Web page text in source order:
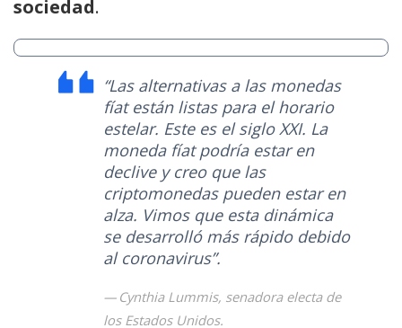
sociedad.
“Las alternativas a las monedas
fíat están listas para el horario
estelar. Este es el siglo XXI. La
moneda fíat podría estar en
declive y creo que las
criptomonedas pueden estar en
alza. Vimos que esta dinámica
se desarrolló más rápido debido
al coronavirus”.
Cynthia Lummis, senadora electa de
los Estados Unidos.